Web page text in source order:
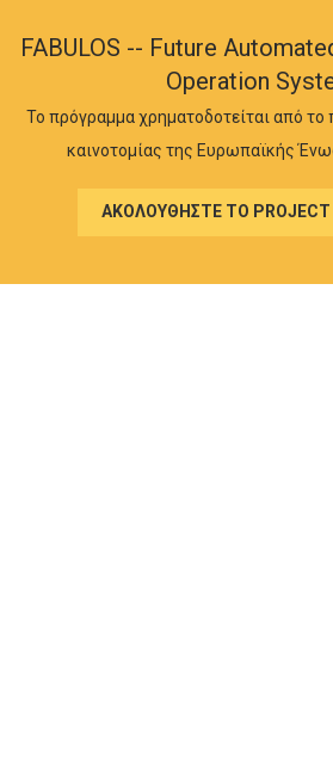
FABULOS -- Future
Operation
Το πρόγραμμα χρηματοδοτείται από το
καινοτομίας της Ευρωπαϊκής
ΑΚΟΛΟΥΘΗΣΤΕ ΤΟ PROJECT